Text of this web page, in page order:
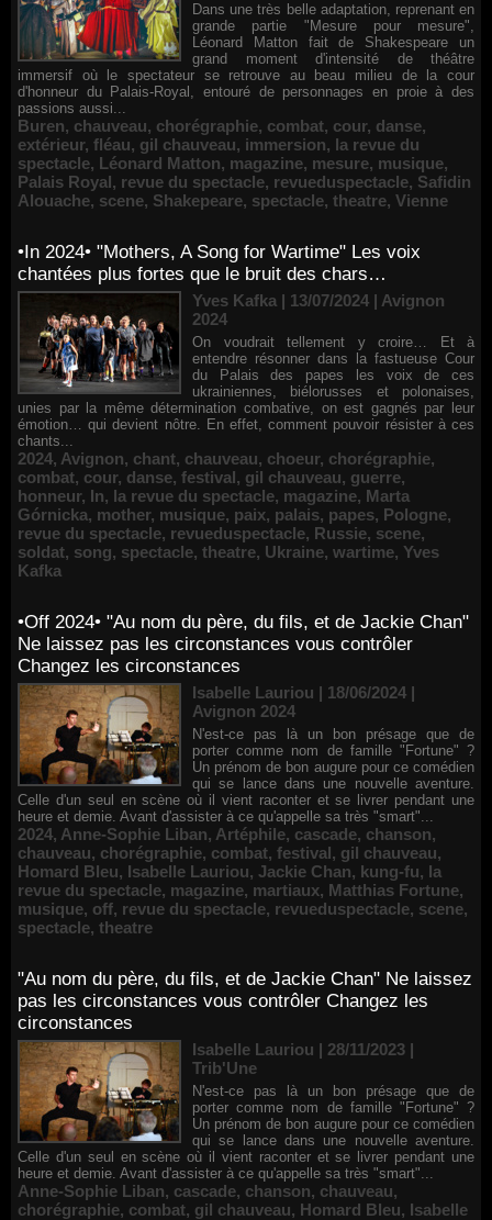
Dans une très belle adaptation, reprenant en
grande partie "Mesure pour mesure",
Léonard Matton fait de Shakespeare un
grand moment d'intensité de théâtre
immersif où le spectateur se retrouve au beau milieu de la cour
d'honneur du Palais-Royal, entouré de personnages en proie à des
passions aussi...
Buren, chauveau, chorégraphie, combat, cour, danse,
extérieur, fléau, gil chauveau, immersion, la revue du
spectacle, Léonard Matton, magazine, mesure, musique,
Palais Royal, revue du spectacle, revueduspectacle, Safidin
Alouache, scene, Shakepeare, spectacle, theatre, Vienne
•In 2024• "Mothers, A Song for Wartime" Les voix
chantées plus fortes que le bruit des chars…
Yves Kafka | 13/07/2024 | Avignon
2024
On voudrait tellement y croire… Et à
entendre résonner dans la fastueuse Cour
du Palais des papes les voix de ces
ukrainiennes, biélorusses et polonaises,
unies par la même détermination combative, on est gagnés par leur
émotion… qui devient nôtre. En effet, comment pouvoir résister à ces
chants...
2024, Avignon, chant, chauveau, choeur, chorégraphie,
combat, cour, danse, festival, gil chauveau, guerre,
honneur, In, la revue du spectacle, magazine, Marta
Górnicka, mother, musique, paix, palais, papes, Pologne,
revue du spectacle, revueduspectacle, Russie, scene,
soldat, song, spectacle, theatre, Ukraine, wartime, Yves
Kafka
•Off 2024• "Au nom du père, du fils, et de Jackie Chan"
Ne laissez pas les circonstances vous contrôler
Changez les circonstances
Isabelle Lauriou | 18/06/2024 |
Avignon 2024
N'est-ce pas là un bon présage que de
porter comme nom de famille "Fortune" ?
Un prénom de bon augure pour ce comédien
qui se lance dans une nouvelle aventure.
Celle d'un seul en scène où il vient raconter et se livrer pendant une
heure et demie. Avant d'assister à ce qu'appelle sa très "smart"...
2024, Anne-Sophie Liban, Artéphile, cascade, chanson,
chauveau, chorégraphie, combat, festival, gil chauveau,
Homard Bleu, Isabelle Lauriou, Jackie Chan, kung-fu, la
revue du spectacle, magazine, martiaux, Matthias Fortune,
musique, off, revue du spectacle, revueduspectacle, scene,
spectacle, theatre
"Au nom du père, du fils, et de Jackie Chan" Ne laissez
pas les circonstances vous contrôler Changez les
circonstances
Isabelle Lauriou | 28/11/2023 |
Trib'Une
N'est-ce pas là un bon présage que de
porter comme nom de famille "Fortune" ?
Un prénom de bon augure pour ce comédien
qui se lance dans une nouvelle aventure.
Celle d'un seul en scène où il vient raconter et se livrer pendant une
heure et demie. Avant d'assister à ce qu'appelle sa très "smart"...
Anne-Sophie Liban, cascade, chanson, chauveau,
chorégraphie, combat, gil chauveau, Homard Bleu, Isabelle